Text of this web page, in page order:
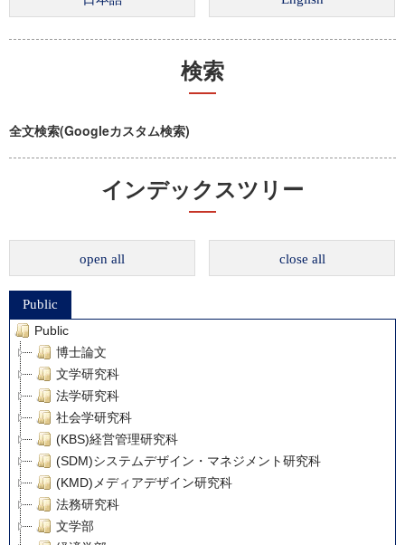
検索
全文検索(Googleカスタム検索)
インデックスツリー
open all close all
Public
Public
博士論文
文学研究科
法学研究科
社会学研究科
(KBS)経営管理研究科
(SDM)システムデザイン・マネジメント研究科
(KMD)メディアデザイン研究科
法務研究科
文学部